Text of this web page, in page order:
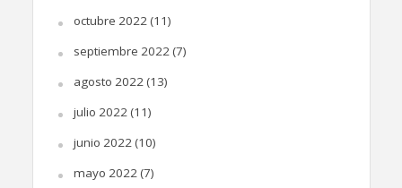
octubre 2022(11)
septiembre 2022(7)
agosto 2022(13)
julio 2022(11)
junio 2022(10)
mayo 2022(7)